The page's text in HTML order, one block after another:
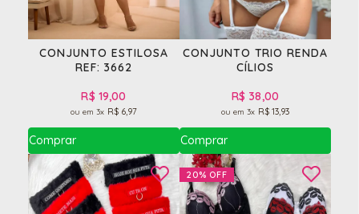
CONJUNTO ESTILOSA
REF: 3662
R$ 19,00
3x R$ 6,97
CONJUNTO TRIO RENDA
CÍLIOS
R$ 38,00
3x R$ 13,93
20% OFF